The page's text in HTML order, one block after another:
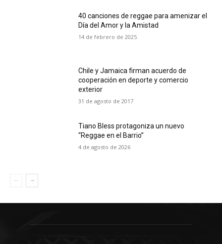
40 canciones de reggae para amenizar el
Día del Amor y la Amistad
14 de febrero de 2025
Chile y Jamaica firman acuerdo de
cooperación en deporte y comercio
exterior
31 de agosto de 2017
Tiano Bless protagoniza un nuevo
“Reggae en el Barrio”
4 de agosto de 2026